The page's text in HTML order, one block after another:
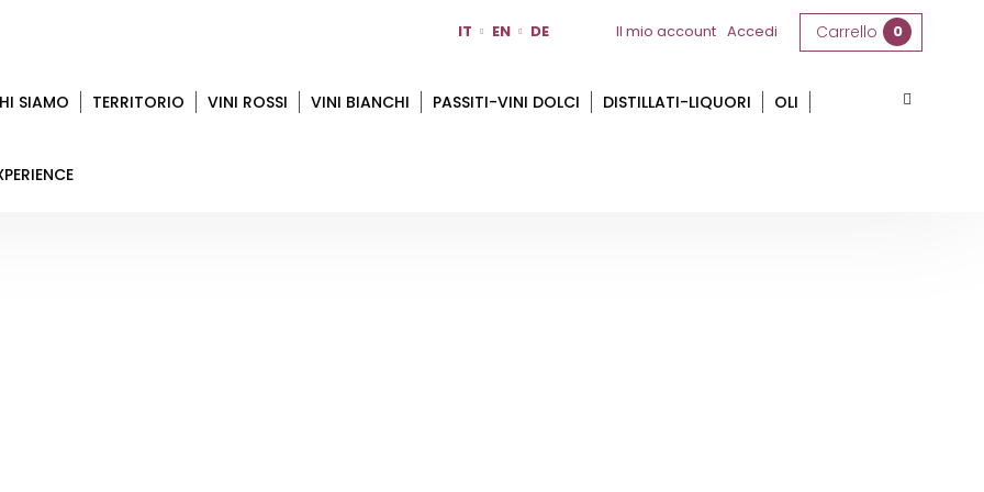
Il mio account Accedi Carrello 0
IT EN DE
SIAMO TERRITORIO VINI ROSSI VINI BIANCHI PASSITI-VINI DOLCI DISTILLATI-LIQUORI OLI